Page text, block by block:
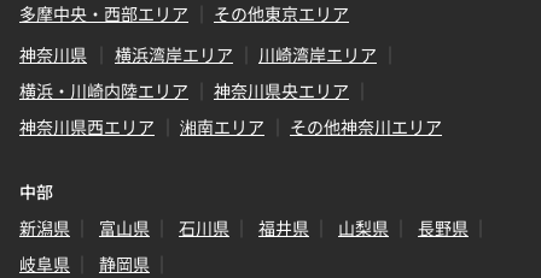
多摩中央・西部エリア
その他東京エリア
神奈川県
横浜湾岸エリア
川崎湾岸エリア
横浜・川崎内陸エリア
神奈川県央エリア
神奈川県西エリア
湘南エリア その他神奈川エリア
中部
新潟県
富山県 石川県 福井県 山梨県
長野県
岐阜県
静岡県